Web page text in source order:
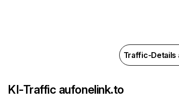
Traffic-Details
KI-Traffic aufonelink.to